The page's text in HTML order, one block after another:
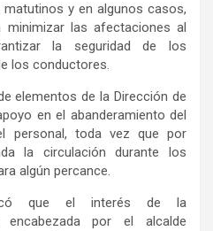
y en algunos casos,
minimizar las afectaciones al
la seguridad de los
los conductores.
elementos de la Dirección de
en el abanderamiento del
personal, toda vez que por
la circulación durante los
algún percance.
que el interés de la
encabezada por el alcalde